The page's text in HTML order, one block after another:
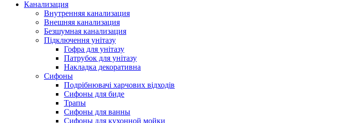
Канализация
Внутренняя канализация
Внешняя канализация
Безшумная канализация
Підключення унітазу
Гофра для унітазу
Патрубок для унітазу
Накладка декоративна
Сифоны
Подрібнювачі харчових відходів
Сифоны для биде
Трапы
Сифоны для ванны
Сифоны для кухонной мойки